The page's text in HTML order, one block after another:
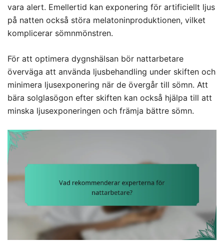
vara alert. Emellertid kan exponering för artificiellt ljus
på natten också störa melatoninproduktionen, vilket
komplicerar sömnmönstren.
För att optimera dygnshälsan bör nattarbetare
överväga att använda ljusbehandling under skiften och
minimera ljusexponering när de övergår till sömn. Att
bära solglasögon efter skiften kan också hjälpa till att
minska ljusexponeringen och främja bättre sömn.